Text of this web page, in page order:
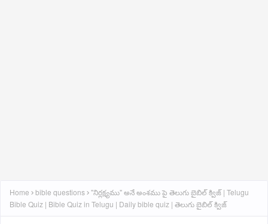
Home bible questions "నిర్లక్ష్యము" అనే అంశము పై తెలుగు బైబిల్ క్విజ్ | Telugu
Bible Quiz | Bible Quiz in Telugu | Daily bible quiz | తెలుగు బైబిల్ క్విజ్